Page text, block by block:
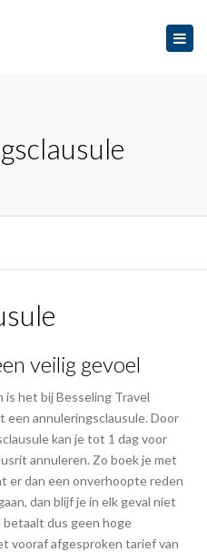
veilig gevoel
het bij Besseling Travel
een annuleringsclausule. Door
kan je tot 1 dag voor
annuleren. Zo boek je met
er dan een onverhoopte reden
dan blijf je in elk geval niet
dus geen hoge
vooraf afgesproken tarief van